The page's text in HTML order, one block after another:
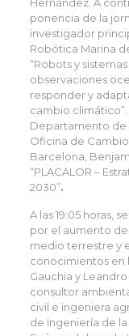
ponencia de la
investigador
Robótica Marina
“Robots y
observaciones
responder y
cambio
Departamento de
Oficina de
Barcelona,
“PLACALOR –
2030”.
A las 19:05 horas,
por el aumento
medio terrestre y
conocimientos en
Gauchia y
consultor
civil e ingeniera
de Ingeniería de